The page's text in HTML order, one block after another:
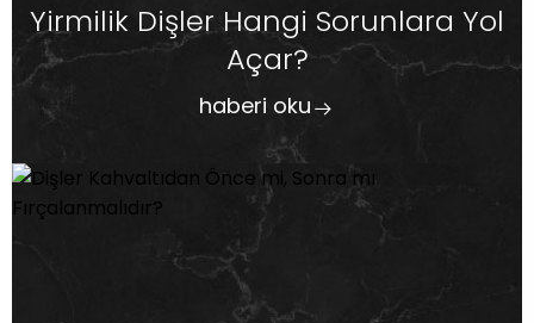
Yirmilik Dişler Hangi Sorunlara Yol
Açar?
haberi oku